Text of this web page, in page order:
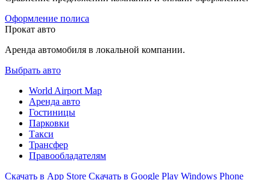
Оформление полиса
Прокат авто
Аренда автомобиля в локальной компании.
Выбрать авто
World Airport Map
Аренда авто
Гостиницы
Парковки
Такси
Трансфер
Правообладателям
Скачать в App Store Скачать в Google Play Windows Phone